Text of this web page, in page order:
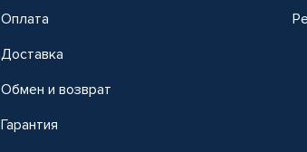
Оплата
Доставка
Обмен и возврат
Гарантия